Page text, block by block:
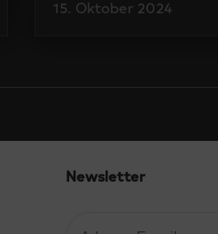
15. Oktober 2024
Newsletter